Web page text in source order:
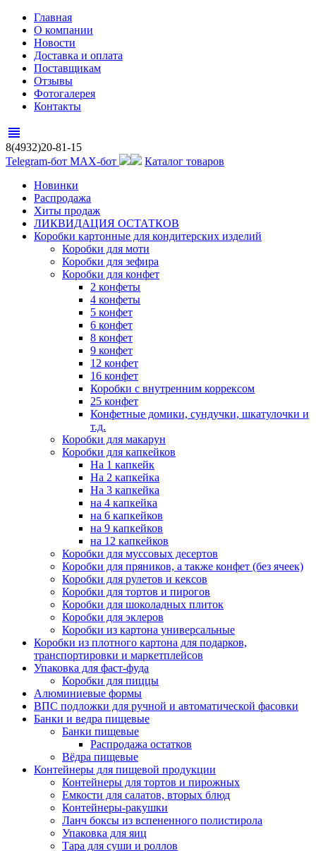
Главная
О компании
Новости
Доставка и оплата
Поставщикам
Отзывы
Фотогалерея
Контакты
view_headline
8(4932)20-81-15
Telegram-бот MAX-бот
Каталог товаров
Новинки
Распродажа
Хиты продаж
ЛИКВИДАЦИЯ ОСТАТКОВ
Коробки картонные для кондитерских изделий
Коробки для моти
Коробки для зефира
Коробки для конфет
2 конфеты
4 конфеты
5 конфет
6 конфет
8 конфет
9 конфет
12 конфет
16 конфет
Коробки с внутренним коррексом
25 конфет
Конфетные домики, сундучки, шкатулочки и
т.д.
Коробки для макарун
Коробки для капкейков
На 1 капкейк
На 2 капкейка
На 3 капкейка
на 4 капкейка
на 6 капкейков
на 9 капкейков
на 12 капкейков
Коробки для муссовых десертов
Коробки для пряников, а также конфет (без ячеек)
Коробки для рулетов и кексов
Коробки для тортов и пирогов
Коробки для шоколадных плиток
Коробки для эклеров
Коробки из картона универсальные
Коробки из плотного картона для подарков,
транспортировки и маркетплейсов
Упаковка для фаст-фуда
Коробки для пиццы
Алюминиевые формы
ВПС подложки для ручной и автоматической фасовки
Банки и ведра пищевые
Банки пищевые
Распродажа остатков
Вёдра пищевые
Контейнеры для пищевой продукции
Контейнеры для тортов и пирожных
Емкости для салатов, вторых блюд
Контейнеры-ракушки
Ланч боксы из вспененного полистирола
Упаковка для яиц
Тара для суши и роллов